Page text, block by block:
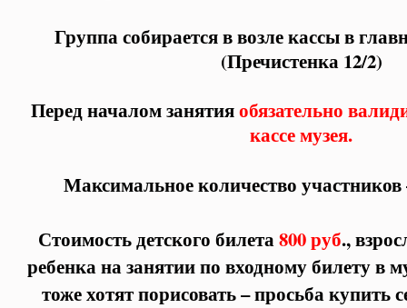
Группа собирается в возле кассы в
(Пречистенка 12/2)
Перед началом занятияобязательно
кассе музея.
Максимальное количество участников
Стоимость детского билета800 руб.,
ребенка на занятии по входному билету в
тоже хотят порисовать – просьба купить